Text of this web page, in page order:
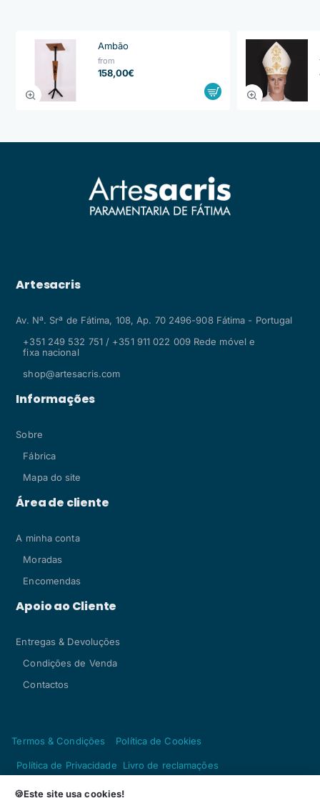
🍪Este site usa cookies!
Ambão
from
158,00€
Artesacris
Av. Nª. Srª de Fátima, 108, Ap. 70 2496-908 Fátima - Portugal
+351 249 532 751 / +351 911 022 009 Rede móvel e
fixa nacional
shop@artesacris.com
Informações
Sobre
Fábrica
Mapa do site
Área de cliente
A minha conta
Moradas
Encomendas
Apoio ao Cliente
Entregas & Devoluções
Condições de Venda
Contactos
Termos & Condições Política de Cookies
Política de Privacidade
Livro de reclamações